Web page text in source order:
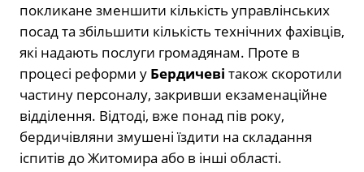
покликане зменшити кількість управлінських
посад та збільшити кількість технічних фахівців,
які надають послуги громадянам. Проте в
процесі реформи у Бердичеві також скоротили
частину персоналу, закривши екзаменаційне
відділення. Відтоді, вже понад пів року,
бердичівляни змушені їздити на складання
іспитів до Житомира або в інші області.